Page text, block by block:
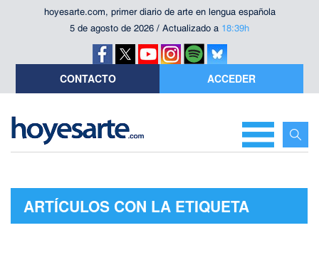
hoyesarte.com, primer diario de arte en lengua española
5 de agosto de 2026 / Actualizado a 18:39h
CONTACTO ACCEDER
ARTÍCULOS CON LA ETIQUETA